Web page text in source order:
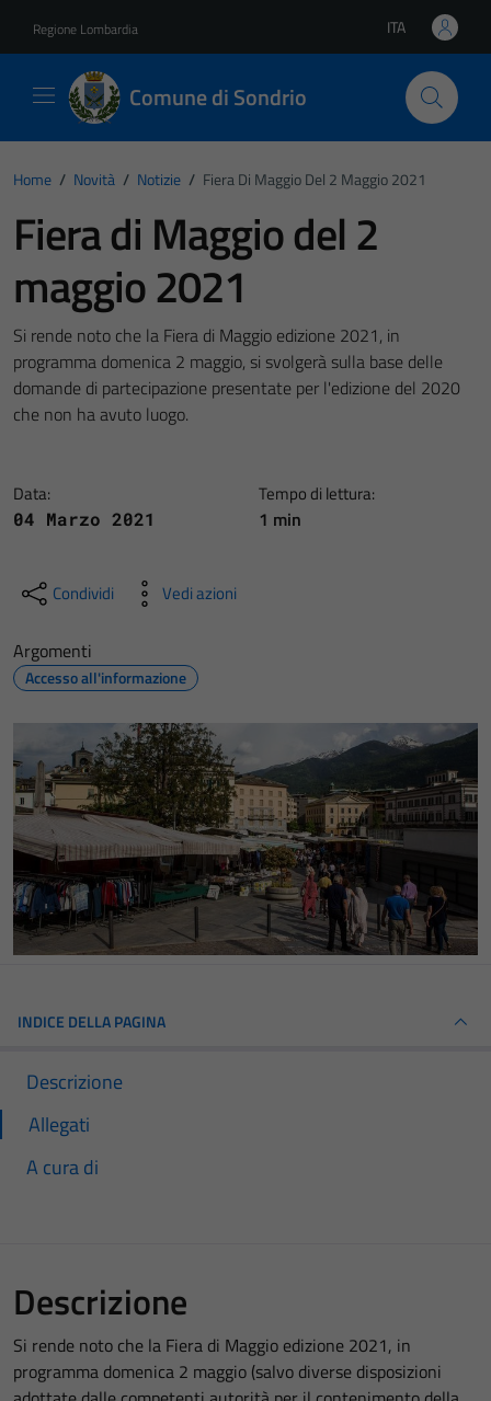
Regione Lombardia Lingua attiva:
ITA
Comune di Sondrio
Home / Novità / Notizie / Fiera Di Maggio Del 2 Maggio 2021
Fiera di Maggio del 2
maggio 2021
Si rende noto che la Fiera di Maggio edizione 2021, in
programma domenica 2 maggio, si svolgerà sulla base delle
domande di partecipazione presentate per l'edizione del 2020
che non ha avuto luogo.
Data:
04 Marzo 2021
Tempo di lettura:
1 min
Condividi Vedi azioni
Argomenti
Accesso all'informazione
INDICE DELLA PAGINA
Descrizione
Allegati
A cura di
Descrizione
Si rende noto che la Fiera di Maggio edizione 2021, in
programma domenica 2 maggio (salvo diverse disposizioni